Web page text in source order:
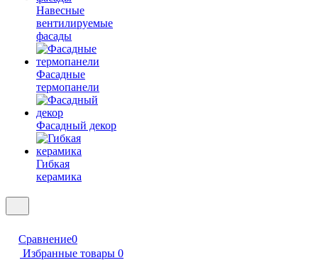
Навесные
вентилируемые
фасады
Фасадные
термопанели
Фасадный декор
Гибкая
керамика
Сравнение0
Избранные товары 0